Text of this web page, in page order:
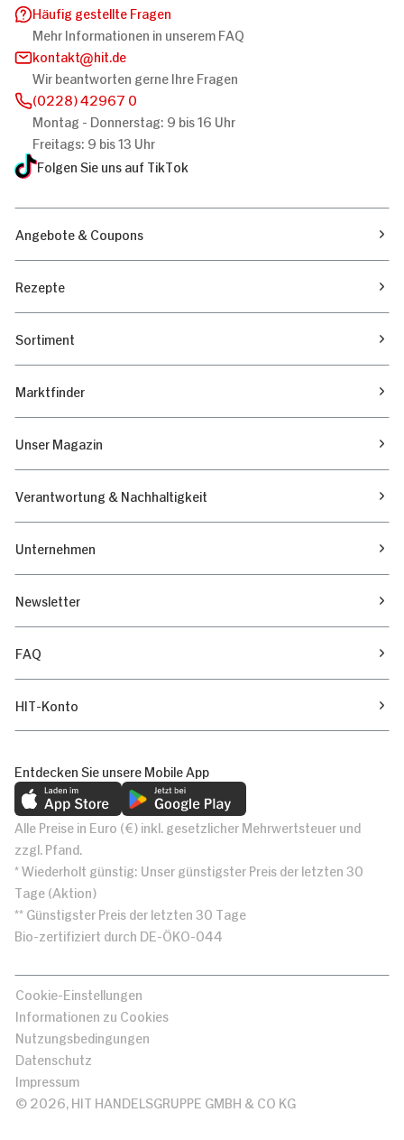
Häufig gestellte Fragen
Mehr Informationen in unserem FAQ
kontakt
hit.de
Wir beantworten gerne Ihre Fragen
(0228) 42967 0
Montag - Donnerstag: 9 bis 16 Uhr
Freitags: 9 bis 13 Uhr
Folgen Sie uns auf TikTok
Angebote & Coupons
Rezepte
Sortiment
Marktfinder
Unser Magazin
Verantwortung & Nachhaltigkeit
Unternehmen
Newsletter
FAQ
HIT-Konto
Entdecken Sie unsere Mobile App
Alle Preise in Euro (€) inkl. gesetzlicher Mehrwertsteuer und
zzgl. Pfand.
* Wiederholt günstig: Unser günstigster Preis der letzten 30
Tage (Aktion)
** Günstigster Preis der letzten 30 Tage
Bio-zertifiziert durch DE-ÖKO-044
Cookie-Einstellungen
Informationen zu Cookies
Nutzungsbedingungen
Datenschutz
Impressum
© 2026, HIT HANDELSGRUPPE GMBH & CO KG